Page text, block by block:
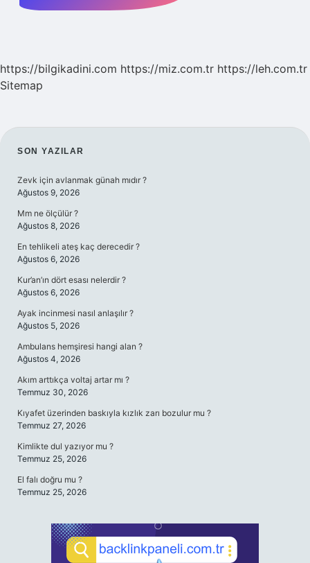
https://bilgikadini.com https://miz.com.tr https://leh.com.tr
Sitemap
SIDEBAR
SON YAZILAR
Zevk için avlanmak günah mıdır ?
Ağustos 9, 2026
Mm ne ölçülür ?
Ağustos 8, 2026
En tehlikeli ateş kaç derecedir ?
Ağustos 6, 2026
Kur’an’ın dört esası nelerdir ?
Ağustos 6, 2026
Ayak incinmesi nasıl anlaşılır ?
Ağustos 5, 2026
Ambulans hemşiresi hangi alan ?
Ağustos 4, 2026
Akım arttıkça voltaj artar mı ?
Temmuz 30, 2026
Kıyafet üzerinden baskıyla kızlık zarı bozulur mu ?
Temmuz 27, 2026
Kimlikte dul yazıyor mu ?
Temmuz 25, 2026
El falı doğru mu ?
Temmuz 25, 2026